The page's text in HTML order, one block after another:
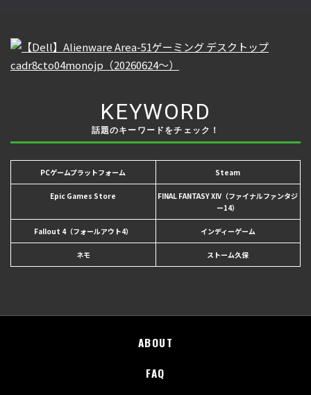
KEYWORD
話題のキーワードをチェック！
PCゲームプラットフォーム Steam
Epic Games Store
FINAL FANTASY XIV（ファイナルファンタジ
ー14）
Fallout 4（フォールアウト4） インディーゲーム
ネモ ストーム久保
ABOUT
FAQ